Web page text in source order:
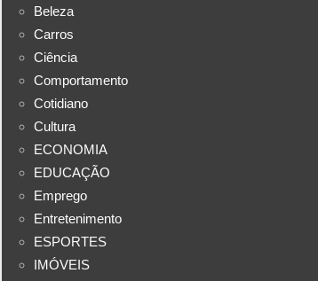
Beleza
Carros
Ciência
Comportamento
Cotidiano
Cultura
ECONOMIA
EDUCAÇÃO
Emprego
Entretenimento
ESPORTES
IMÓVEIS